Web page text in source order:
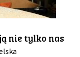
nie tylko nas